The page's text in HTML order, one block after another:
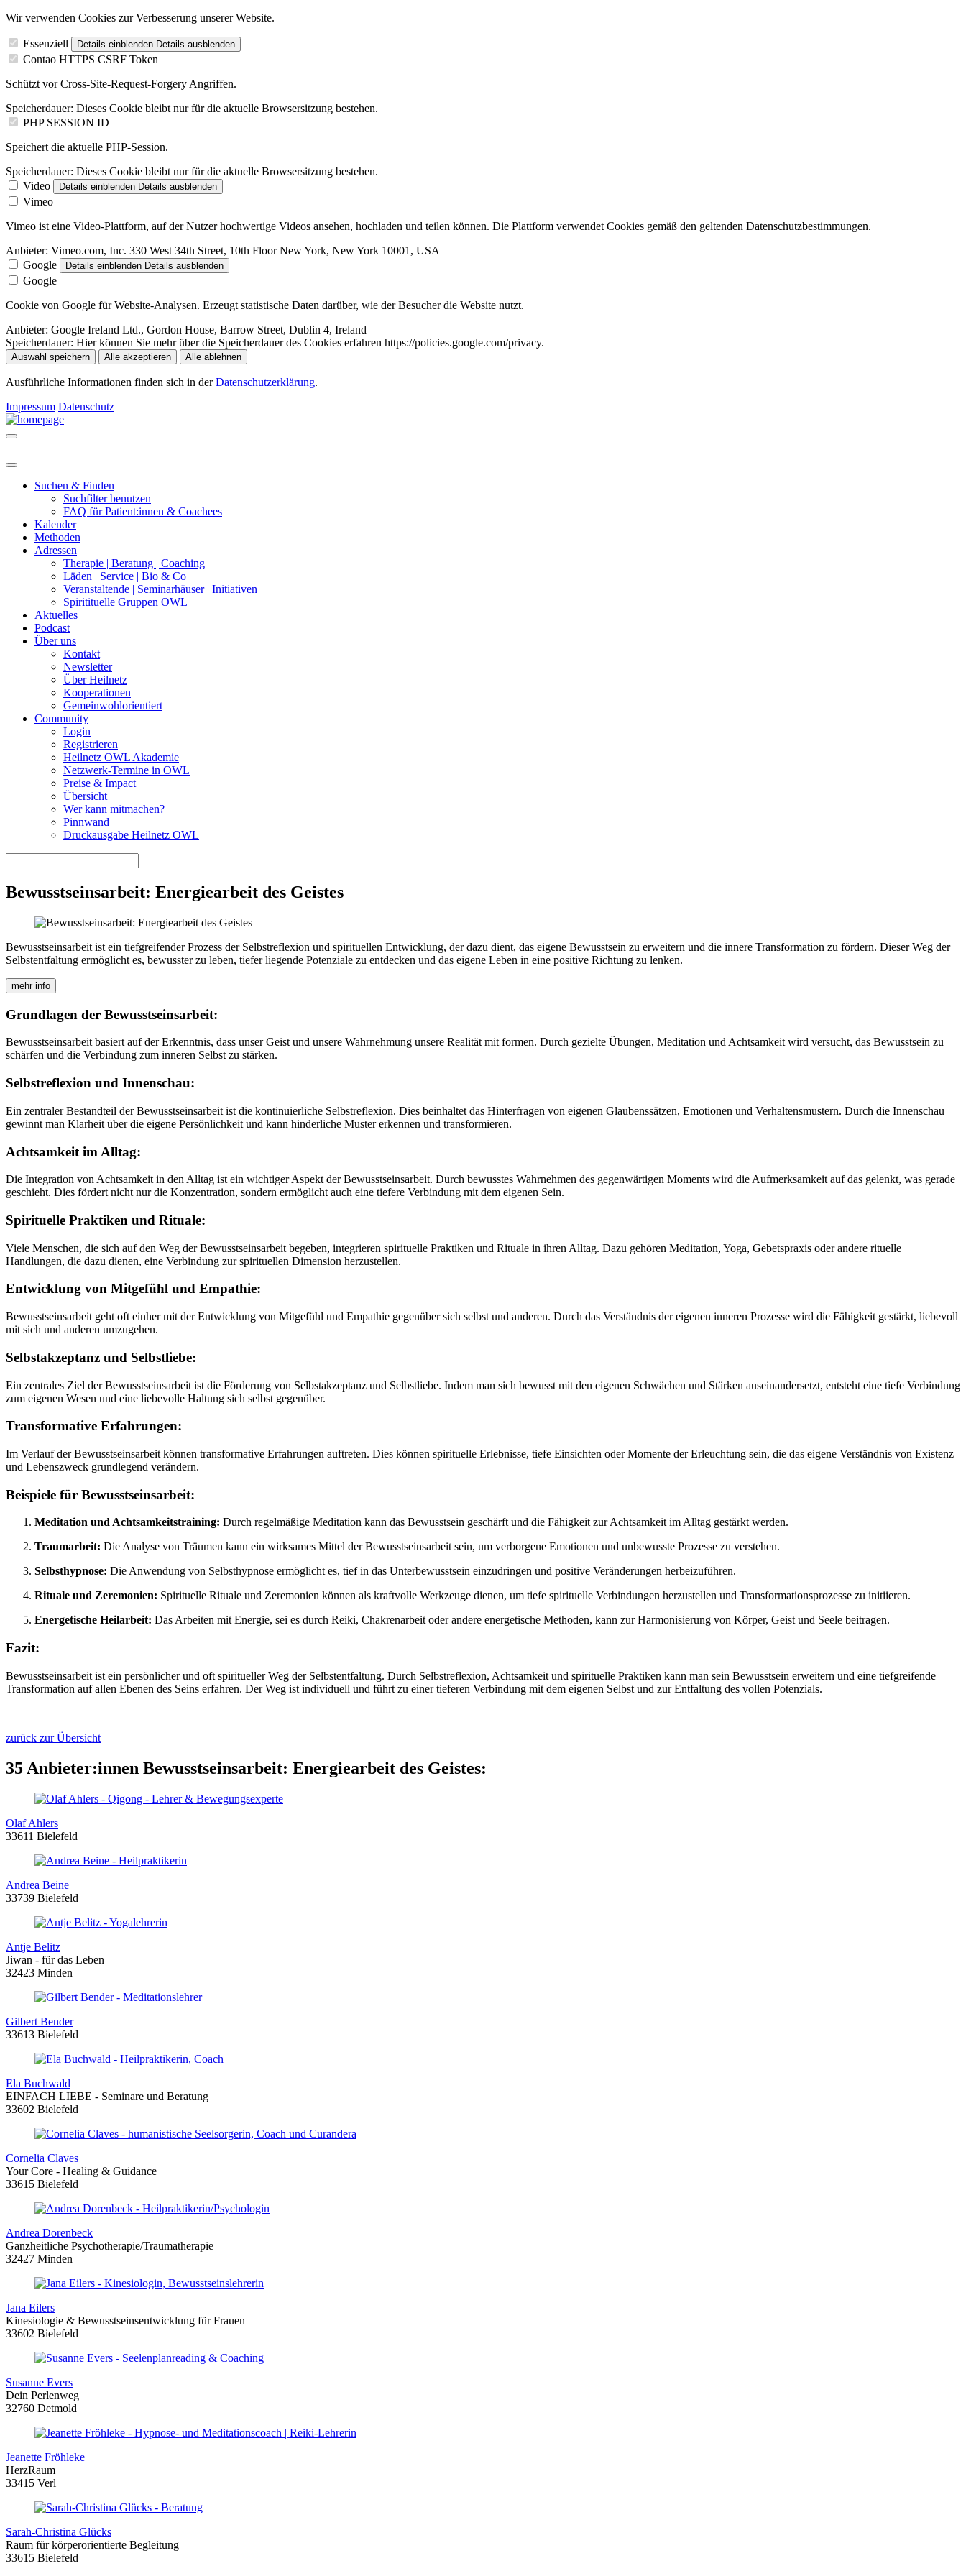
Wir verwenden Cookies zur Verbesserung unserer Website.
Essenziell Details einblenden Details ausblenden
Contao HTTPS CSRF Token
Schützt vor Cross-Site-Request-Forgery Angriffen.
Speicherdauer: Dieses Cookie bleibt nur für die aktuelle Browsersitzung bestehen.
PHP SESSION ID
Speichert die aktuelle PHP-Session.
Speicherdauer: Dieses Cookie bleibt nur für die aktuelle Browsersitzung bestehen.
Video
Details einblenden Details ausblenden
Vimeo
Vimeo ist eine Video-Plattform, auf der Nutzer hochwertige Videos ansehen, hochladen und teilen können. Die Plattform verwendet Cookies gemäß den geltenden Datenschutzbestimmungen.
Anbieter: Vimeo.com, Inc. 330 West 34th Street, 10th Floor New York, New York 10001, USA
Google
Details einblenden Details ausblenden
Google
Cookie von Google für Website-Analysen. Erzeugt statistische Daten darüber, wie der Besucher die Website nutzt.
Anbieter: Google Ireland Ltd., Gordon House, Barrow Street, Dublin 4, Ireland
Speicherdauer: Hier können Sie mehr über die Speicherdauer des Cookies erfahren https://policies.google.com/privacy.
Auswahl speichern Alle akzeptieren Alle ablehnen
Ausführliche Informationen finden sich in derDatenschutzerklärung.
Impressum Datenschutz
Suchen & Finden
Suchfilter benutzen
FAQ für Patient:innen & Coachees
Kalender
Methoden
Adressen
Therapie | Beratung | Coaching
Läden | Service | Bio & Co
Veranstaltende | Seminarhäuser | Initiativen
Spiritituelle Gruppen OWL
Aktuelles
Podcast
Über uns
Kontakt
Newsletter
Über Heilnetz
Kooperationen
Gemeinwohlorientiert
Community
Login
Registrieren
Heilnetz OWL Akademie
Netzwerk-Termine in OWL
Preise & Impact
Übersicht
Wer kann mitmachen?
Pinnwand
Druckausgabe Heilnetz OWL
Bewusstseinsarbeit: Energiearbeit des Geistes
Bewusstseinsarbeit ist ein tiefgreifender Prozess der Selbstreflexion und spirituellen Entwicklung, der dazu dient, das eigene Bewusstsein zu erweitern und die innere Transformation zu fördern. Dieser Weg der
Selbstentfaltung ermöglicht es, bewusster zu leben, tiefer liegende Potenziale zu entdecken und das eigene Leben in eine positive Richtung zu lenken.
mehr info
Grundlagen der Bewusstseinsarbeit:
Bewusstseinsarbeit basiert auf der Erkenntnis, dass unser Geist und unsere Wahrnehmung unsere Realität mit formen. Durch gezielte Übungen, Meditation und Achtsamkeit wird versucht, das Bewusstsein zu
schärfen und die Verbindung zum inneren Selbst zu stärken.
Selbstreflexion und Innenschau:
Ein zentraler Bestandteil der Bewusstseinsarbeit ist die kontinuierliche Selbstreflexion. Dies beinhaltet das Hinterfragen von eigenen Glaubenssätzen, Emotionen und Verhaltensmustern. Durch die Innenschau
gewinnt man Klarheit über die eigene Persönlichkeit und kann hinderliche Muster erkennen und transformieren.
Achtsamkeit im Alltag:
Die Integration von Achtsamkeit in den Alltag ist ein wichtiger Aspekt der Bewusstseinsarbeit. Durch bewusstes Wahrnehmen des gegenwärtigen Moments wird die Aufmerksamkeit auf das gelenkt, was gerade
geschieht. Dies fördert nicht nur die Konzentration, sondern ermöglicht auch eine tiefere Verbindung mit dem eigenen Sein.
Spirituelle Praktiken und Rituale:
Viele Menschen, die sich auf den Weg der Bewusstseinsarbeit begeben, integrieren spirituelle Praktiken und Rituale in ihren Alltag. Dazu gehören Meditation, Yoga, Gebetspraxis oder andere rituelle
Handlungen, die dazu dienen, eine Verbindung zur spirituellen Dimension herzustellen.
Entwicklung von Mitgefühl und Empathie:
Bewusstseinsarbeit geht oft einher mit der Entwicklung von Mitgefühl und Empathie gegenüber sich selbst und anderen. Durch das Verständnis der eigenen inneren Prozesse wird die Fähigkeit gestärkt, liebevoll
mit sich und anderen umzugehen.
Selbstakzeptanz und Selbstliebe:
Ein zentrales Ziel der Bewusstseinsarbeit ist die Förderung von Selbstakzeptanz und Selbstliebe. Indem man sich bewusst mit den eigenen Schwächen und Stärken auseinandersetzt, entsteht eine tiefe Verbindung
zum eigenen Wesen und eine liebevolle Haltung sich selbst gegenüber.
Transformative Erfahrungen:
Im Verlauf der Bewusstseinsarbeit können transformative Erfahrungen auftreten. Dies können spirituelle Erlebnisse, tiefe Einsichten oder Momente der Erleuchtung sein, die das eigene Verständnis von Existenz
und Lebenszweck grundlegend verändern.
Beispiele für Bewusstseinsarbeit:
Meditation und Achtsamkeitstraining: Durch regelmäßige Meditation kann das Bewusstsein geschärft und die Fähigkeit zur Achtsamkeit im Alltag gestärkt werden.
Traumarbeit: Die Analyse von Träumen kann ein wirksames Mittel der Bewusstseinsarbeit sein, um verborgene Emotionen und unbewusste Prozesse zu verstehen.
Selbsthypnose: Die Anwendung von Selbsthypnose ermöglicht es, tief in das Unterbewusstsein einzudringen und positive Veränderungen herbeizuführen.
Rituale und Zeremonien: Spirituelle Rituale und Zeremonien können als kraftvolle Werkzeuge dienen, um tiefe spirituelle Verbindungen herzustellen und Transformationsprozesse zu initiieren.
Energetische Heilarbeit: Das Arbeiten mit Energie, sei es durch Reiki, Chakrenarbeit oder andere energetische Methoden, kann zur Harmonisierung von Körper, Geist und Seele beitragen.
Fazit:
Bewusstseinsarbeit ist ein persönlicher und oft spiritueller Weg der Selbstentfaltung. Durch Selbstreflexion, Achtsamkeit und spirituelle Praktiken kann man sein Bewusstsein erweitern und eine tiefgreifende
Transformation auf allen Ebenen des Seins erfahren. Der Weg ist individuell und führt zu einer tieferen Verbindung mit dem eigenen Selbst und zur Entfaltung des vollen Potenzials.
zurück zur Übersicht
35 Anbieter:innen Bewusstseinsarbeit: Energiearbeit des Geistes:
Olaf Ahlers
33611 Bielefeld
Andrea Beine
33739 Bielefeld
Antje Belitz
Jiwan - für das Leben
32423 Minden
Gilbert Bender
33613 Bielefeld
Ela Buchwald
EINFACH LIEBE - Seminare und Beratung
33602 Bielefeld
Cornelia Claves
Your Core - Healing & Guidance
33615 Bielefeld
Andrea Dorenbeck
Ganzheitliche Psychotherapie/Traumatherapie
32427 Minden
Jana Eilers
Kinesiologie & Bewusstseinsentwicklung für Frauen
33602 Bielefeld
Susanne Evers
Dein Perlenweg
32760 Detmold
Jeanette Fröhleke
HerzRaum
33415 Verl
Sarah-Christina Glücks
Raum für körperorientierte Begleitung
33615 Bielefeld